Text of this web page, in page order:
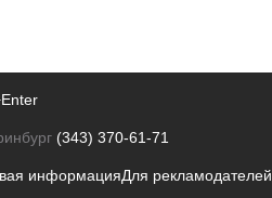
(343) 370-61-71
информацияДля рекламодателей